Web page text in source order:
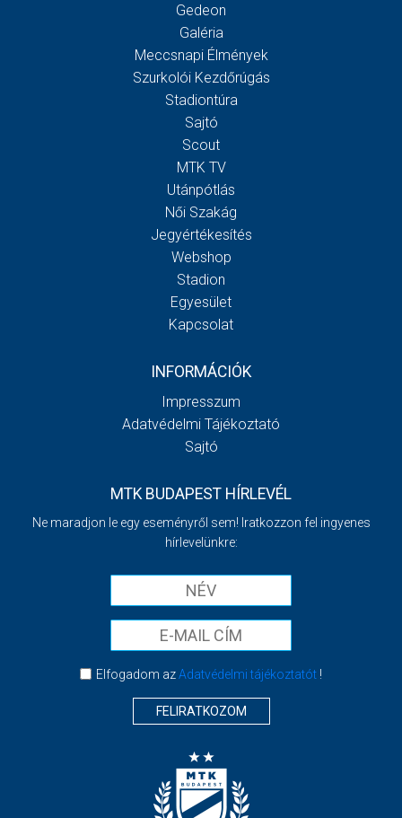
Gedeon
Galéria
Meccsnapi Élmények
Szurkolói Kezdőrúgás
Stadiontúra
Sajtó
Scout
MTK TV
Utánpótlás
Női Szakág
Jegyértékesítés
Webshop
Stadion
Egyesület
Kapcsolat
INFORMÁCIÓK
Impresszum
Adatvédelmi Tájékoztató
Sajtó
MTK BUDAPEST HÍRLEVÉL
Ne maradjon le egy eseményről sem! Iratkozzon fel ingyenes
hírlevelünkre:
Elfogadom azAdatvédelmi tájékoztatót!
FELIRATKOZOM